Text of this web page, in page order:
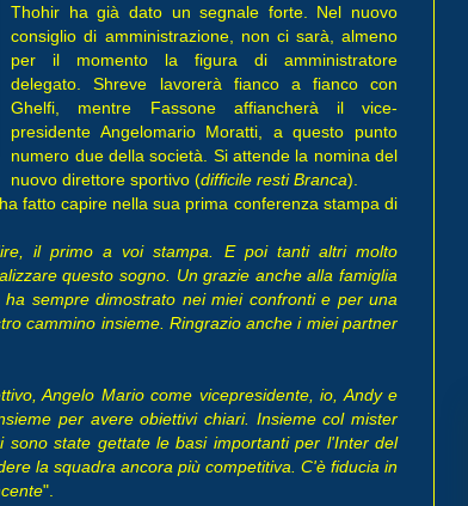
Thohir ha già dato un segnale forte. Nel nuovo
consiglio di amministrazione, non ci sarà, almeno
per il momento la figura di amministratore
delegato. Shreve lavorerà fianco a fianco con
Ghelfi, mentre Fassone affiancherà il vice-
presidente Angelomario Moratti, a questo punto
numero due della società. Si attende la nomina del
nuovo direttore sportivo (difficile resti Branca).
fatto capire nella sua prima conferenza stampa di
il primo a voi stampa. E poi tanti altri molto
questo sogno. Un grazie anche alla famiglia
sempre dimostrato nei miei confronti e per una
cammino insieme. Ringrazio anche i miei partner
Angelo Mario come vicepresidente, io, Andy e
per avere obiettivi chiari. Insieme col mister
state gettate le basi importanti per l'Inter del
la squadra ancora più competitiva. C'è fiducia in
".